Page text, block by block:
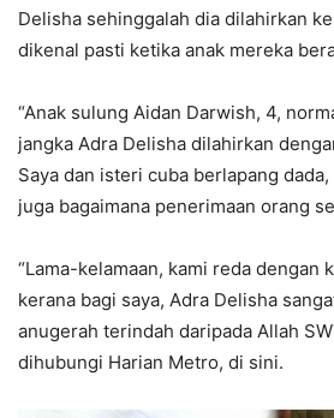
Delisha sehinggalah dia dilahirkan
dikenal pasti ketika anak mereka
“Anak sulung Aidan Darwish, 4,
jangka Adra Delisha dilahirkan
Saya dan isteri cuba berlapang
juga bagaimana penerimaan orang
“Lama-kelamaan, kami reda dengan
kerana bagi saya, Adra Delisha
anugerah terindah daripada Allah
dihubungi Harian Metro, di sini.